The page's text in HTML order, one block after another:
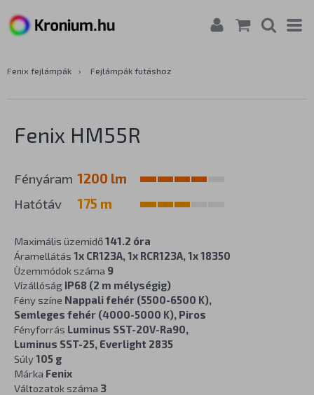
Fenix fejlámpák › Fejlámpák futáshoz
Fenix HM55R
Fényáram 1200 lm
Hatótáv
175 m
Maximális üzemidő141.2 óra
Áramellátás 1x CR123A, 1x RCR123A, 1x 18350
Üzemmódok száma 9
Vízállóság IP68 (2 m mélységig)
Fény színe Nappali fehér (5500-6500 K),
Semleges fehér (4000-5000 K), Piros
Fényforrás Luminus SST-20V-Ra90,
Luminus SST-25, Everlight 2835
Súly105 g
Márka Fenix
Változatok száma 3